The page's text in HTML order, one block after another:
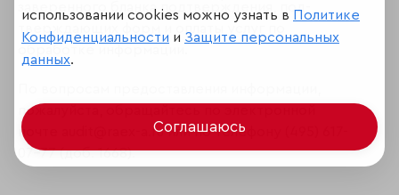
заверенного бланка подтверждения, под­
тверждающих форм и оплаты услуг по
пожалуйста, обращайтесь по электронной
почте audit@raex-a.ru или по телефону (495) 617-
07-77 (доб. 1668).
использовании cookies можно узнать в Политике
Конфиденциальности и Защите персональных
данных.
Соглашаюсь